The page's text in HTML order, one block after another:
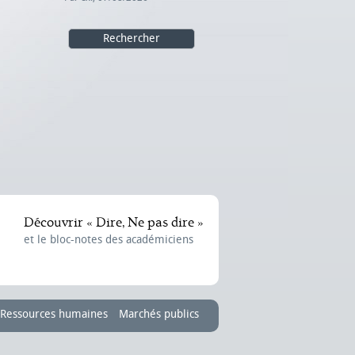
Découvrir « Dire, Ne pas dire »
et le bloc-notes des académiciens
Ressources humaines Marchés publics